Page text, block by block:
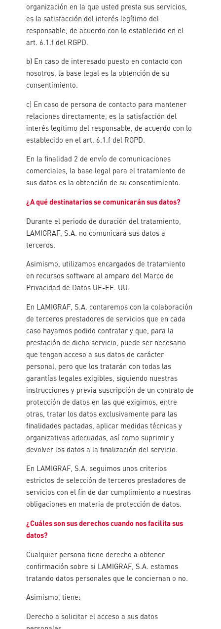
organización en la que usted presta sus servicios,
es la satisfacción del interés legítimo del
responsable, de acuerdo con lo establecido en el
art. 6.1.f del RGPD.
b) En caso de interesado puesto en contacto con
nosotros, la base legal es la obtención de su
consentimiento.
c) En caso de persona de contacto para mantener
relaciones directamente, es la satisfacción del
interés legítimo del responsable, de acuerdo con lo
establecido en el art. 6.1.f del RGPD.
En la finalidad 2 de envío de comunicaciones
comerciales, la base legal para el tratamiento de
sus datos es la obtención de su consentimiento.
¿A qué destinatarios se comunicarán sus datos?
Durante el periodo de duración del tratamiento,
LAMIGRAF, S.A. no comunicará sus datos a
terceros.
Asimismo, utilizamos encargados de tratamiento
en recursos software al amparo del Marco de
Privacidad de Datos UE-EE. UU.
En LAMIGRAF, S.A. contaremos con la colaboración
de terceros prestadores de servicios que en cada
caso hayamos podido contratar y que, para la
prestación de dicho servicio, puede ser necesario
que tengan acceso a sus datos de carácter
personal, pero que los tratarán con todas las
garantías legales exigibles, siguiendo nuestras
instrucciones y previa suscripción de un contrato de
protección de datos en las que exigimos, entre
otras, tratar los datos exclusivamente para las
finalidades pactadas, aplicar medidas técnicas y
organizativas adecuadas, así como suprimir y
devolver los datos a la finalización del servicio.
En LAMIGRAF, S.A. seguimos unos criterios
estrictos de selección de terceros prestadores de
servicios con el fin de dar cumplimiento a nuestras
obligaciones en materia de protección de datos.
¿Cuáles son sus derechos cuando nos facilita sus
datos?
Cualquier persona tiene derecho a obtener
confirmación sobre si LAMIGRAF, S.A. estamos
tratando datos personales que le conciernan o no.
Asimismo, tiene:
Derecho a solicitar el acceso a sus datos